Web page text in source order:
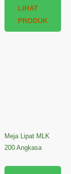
LIHAT
PRODUK
Meja Lipat MLK
200 Angkasa